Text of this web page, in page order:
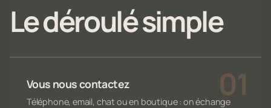
Le déroulé simple
Vous nous contactez
Téléphone, email, chat ou en boutique : on échange